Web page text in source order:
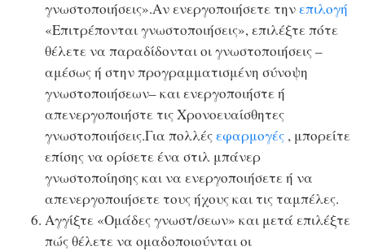
γνωστοποιήσεις».Αν ενεργοποιήσετε τηνεπιλογή
«Επιτρέπονται γνωστοποιήσεις», επιλέξτε πότε
θέλετε να παραδίδονται οι γνωστοποιήσεις –
αμέσως ή στην προγραμματισμένη σύνοψη
γνωστοποιήσεων– και ενεργοποιήστε ή
απενεργοποιήστε τις Χρονοευαίσθητες
γνωστοποιήσεις.Για πολλέςεφαρμογές , μπορείτε
επίσης να ορίσετε ένα στιλ μπάνερ
γνωστοποίησης και να ενεργοποιήσετε ή να
απενεργοποιήσετε τους ήχους και τις ταμπέλες.
Αγγίξτε «Ομάδες γνωστ/σεων» και μετά επιλέξτε
πώς θέλετε να ομαδοποιούνται οι